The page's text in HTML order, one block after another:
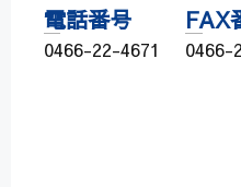
電話番号
0466-22-4671
FAX
0466-